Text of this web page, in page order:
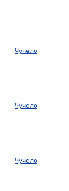
Чучело
Чучело
Чучело